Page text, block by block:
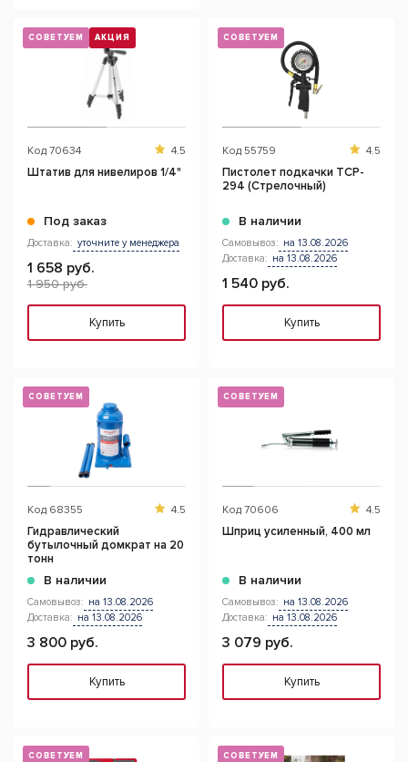
СОВЕТУЕМ АКЦИЯ
Код 70634 4.5
Штатив для нивелиров 1/4"
Под заказ
Доставка: уточните у менеджера
1 658 руб.
1 950 руб.
Купить
СОВЕТУЕМ
Код 55759 4.5
Пистолет подкачки TCP-
294 (Стрелочный)
В наличии
Самовывоз: на 13.08.2026
Доставка: на 13.08.2026
1 540 руб.
Купить
СОВЕТУЕМ
Код 68355 4.5
Гидравлический
бутылочный домкрат на 20
тонн
В наличии
Самовывоз: на 13.08.2026
Доставка: на 13.08.2026
3 800 руб.
Купить
СОВЕТУЕМ
Код 70606 4.5
Шприц усиленный, 400 мл
В наличии
Самовывоз: на 13.08.2026
Доставка: на 13.08.2026
3 079 руб.
Купить
СОВЕТУЕМ СОВЕТУЕМ